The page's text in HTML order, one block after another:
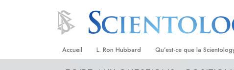
Accueil L. Ron Hubbard Qu’est-ce que la